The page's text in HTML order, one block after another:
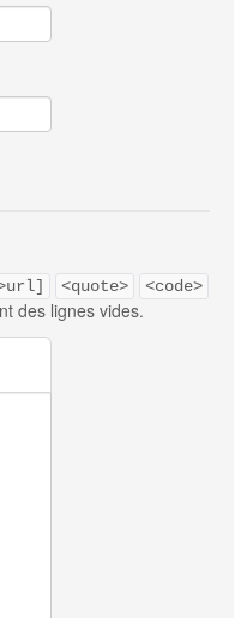
<quote> <code>
des lignes vides.